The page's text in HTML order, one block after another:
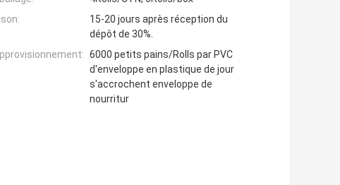
15-20 jours après réception du
dépôt de 30%.
6000 petits pains/Rolls par PVC
d'enveloppe en plastique de jour
s'accrochent enveloppe de
nourritur